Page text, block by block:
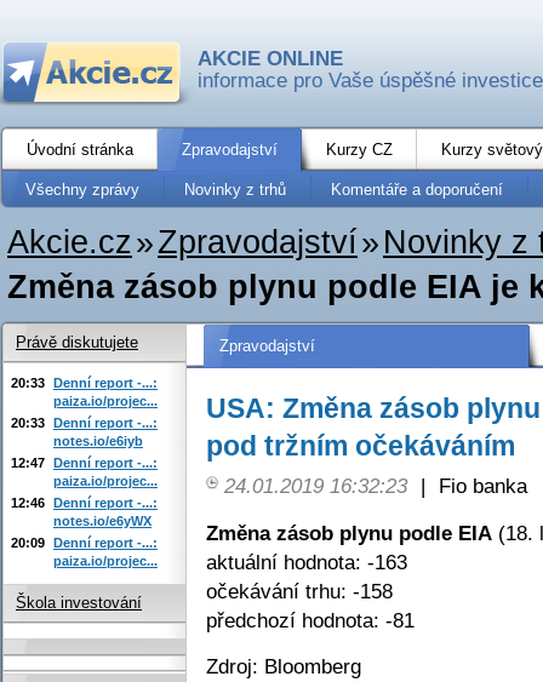
AKCIE ONLINE
informace pro Vaše úspěšné investice
Úvodní stránka Zpravodajství Kurzy CZ Kurzy
Všechny zprávy Novinky z trhů Komentáře a doporučení
Akcie.cz»Zpravodajství» Novinky z
Změna zásob plynu podle EIA je
Zpravodajství
USA: Změna zásob
pod tržním očekáváním
24.01.2019 16:32:23 |
Fio banka
Změna zásob plynu podle EIA (18.
aktuální hodnota: -163
očekávání trhu: -158
předchozí hodnota: -81
Zdroj: Bloomberg
Právě diskutujete
20:33 Denní report -...:
paiza.io/projec...
20:33 Denní report -...:
notes.io/e6iyb
12:47 Denní report -...:
paiza.io/projec...
12:46 Denní report -...:
notes.io/e6yWX
20:09 Denní report -...:
paiza.io/projec...
Škola investování